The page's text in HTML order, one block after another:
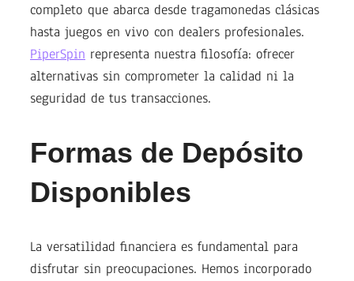
completo que abarca desde tragamonedas clásicas
hasta juegos en vivo con dealers profesionales.
PiperSpin representa nuestra filosofía: ofrecer
alternativas sin comprometer la calidad ni la
seguridad de tus transacciones.
Formas de Depósito
Disponibles
La versatilidad financiera es fundamental para
disfrutar sin preocupaciones. Hemos incorporado